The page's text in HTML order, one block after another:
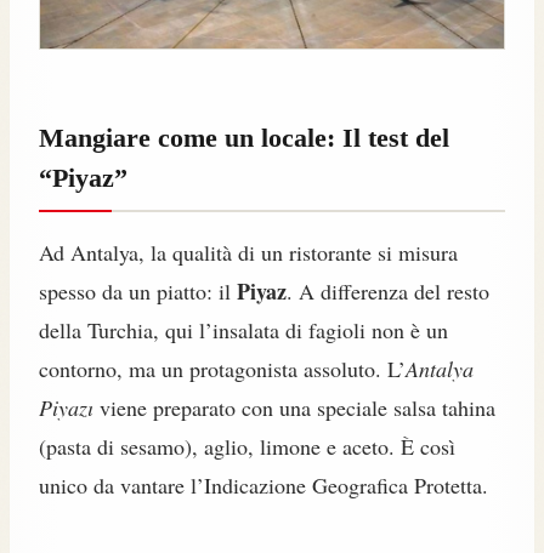
Mangiare come un locale: Il test del
“Piyaz”
Ad Antalya, la qualità di un ristorante si misura
spesso da un piatto: il Piyaz. A differenza del resto
della Turchia, qui l’insalata di fagioli non è un
contorno, ma un protagonista assoluto. L’Antalya
Piyazı viene preparato con una speciale salsa tahina
(pasta di sesamo), aglio, limone e aceto. È così
unico da vantare l’Indicazione Geografica Protetta.